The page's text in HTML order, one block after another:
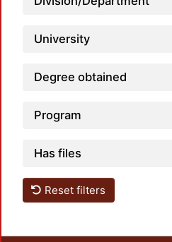
University
Degree obtained
Program
Has files
Reset filters